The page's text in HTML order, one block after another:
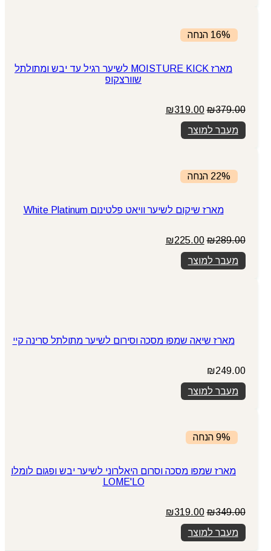
16% הנחה
מארז MOISTURE KICK לשיער רגיל עד יבש ומתולתל
שוורצקופ
₪379.00
המחיר
המקורי
היה:
₪379.00.
₪319.00
מעבר למוצר
22% הנחה
מארז שיקום לשיער וויאט פלטינום White Platinum
₪289.00
המחיר
המקורי
היה:
₪289.00.
₪225.00
מעבר למוצר
מארז שיאה שמפו מסכה וסירום לשיער מתולתל סרינה קיי
₪249.00
מעבר למוצר
9% הנחה
מארז שמפו מסכה וסרום היאלרוני לשיער יבש ופגום לומלו
LOME'LO
₪349.00
המחיר
המקורי
היה:
₪349.00.
₪319.00
מעבר למוצר